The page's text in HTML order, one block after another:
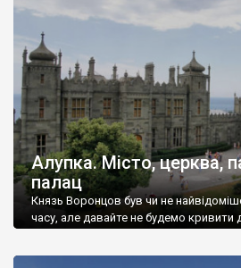
Алупка. Місто, церква,
палац
Князь Воронцов був чи не
часу, але давайте не будемо